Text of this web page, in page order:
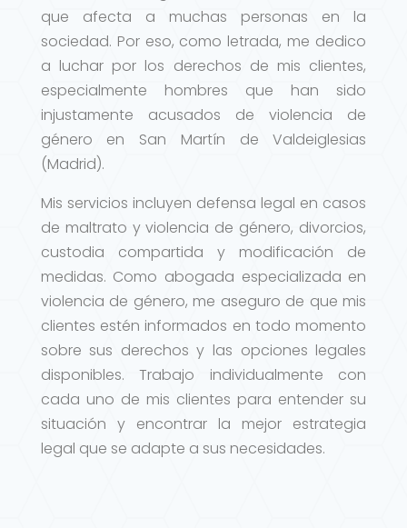
que afecta a muchas personas en la
sociedad. Por eso, como letrada, me dedico
a luchar por los derechos de mis clientes,
especialmente hombres que han sido
injustamente acusados de violencia de
género en San Martín de Valdeiglesias
(Madrid).
Mis servicios incluyen defensa legal en casos
de maltrato y violencia de género, divorcios,
custodia compartida y modificación de
medidas. Como abogada especializada en
violencia de género, me aseguro de que mis
clientes estén informados en todo momento
sobre sus derechos y las opciones legales
disponibles. Trabajo individualmente con
cada uno de mis clientes para entender su
situación y encontrar la mejor estrategia
legal que se adapte a sus necesidades.